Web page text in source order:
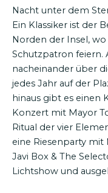
Nacht unter dem
Ein Klassiker ist der
Norden der Insel,
Schutzpatron feiern.
nacheinander über
jedes Jahr auf der
hinaus gibt es einen
Konzert mit Mayor
Ritual der vier
eine Riesenparty
Javi Box & The
Lichtshow und